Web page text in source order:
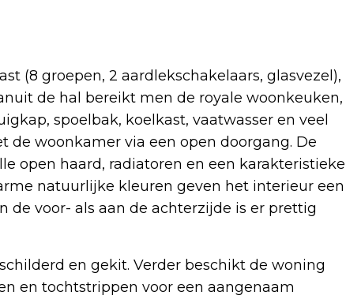
(8 groepen, 2 aardlekschakelaars, glasvezel),
de hal bereikt men de royale woonkeuken,
spoelbak, koelkast, vaatwasser en veel
woonkamer via een open doorgang. De
open haard, radiatoren en een karakteristieke
natuurlijke kleuren geven het interieur een
voor- als aan de achterzijde is er prettig
en gekit. Verder beschikt de woning
en tochtstrippen voor een aangenaam